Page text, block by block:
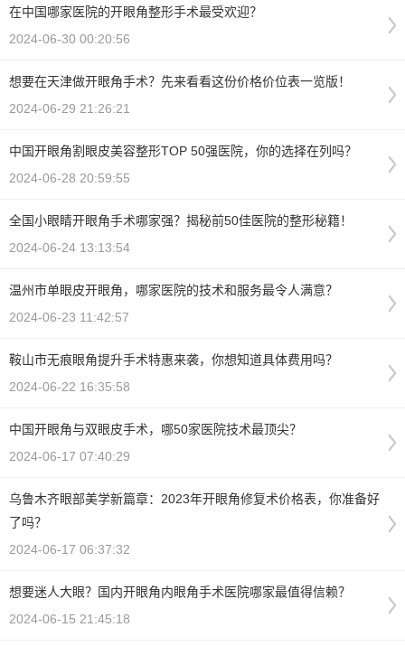
在中国哪家医院的开眼角整形手术最受欢迎？
2024-06-30 00:20:56
想要在天津做开眼角手术？先来看看这份价格价位表一览版！
2024-06-29 21:26:21
中国开眼角割眼皮美容整形TOP 50强医院，你的选择在列吗？
2024-06-28 20:59:55
全国小眼睛开眼角手术哪家强？揭秘前50佳医院的整形秘籍！
2024-06-24 13:13:54
温州市单眼皮开眼角，哪家医院的技术和服务最令人满意？
2024-06-23 11:42:57
鞍山市无痕眼角提升手术特惠来袭，你想知道具体费用吗？
2024-06-22 16:35:58
中国开眼角与双眼皮手术，哪50家医院技术最顶尖？
2024-06-17 07:40:29
乌鲁木齐眼部美学新篇章：2023年开眼角修复术价格表，你准备好
了吗？
2024-06-17 06:37:32
想要迷人大眼？国内开眼角内眼角手术医院哪家最值得信赖？
2024-06-15 21:45:18